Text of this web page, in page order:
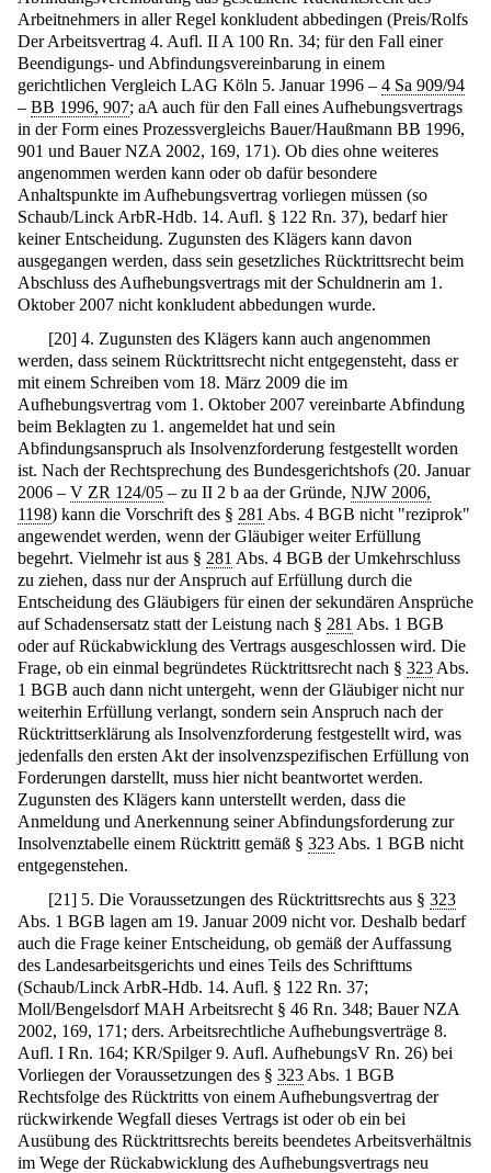
Arbeitnehmers in aller Regel konkludent abbedingen (Preis/Rolfs
Der Arbeitsvertrag 4. Aufl. II A 100 Rn. 34; für den Fall einer
Beendigungs- und Abfindungsvereinbarung in einem
gerichtlichen Vergleich LAG Köln 5. Januar 1996 – 4 Sa 909/94
– BB 1996, 907; aA auch für den Fall eines Aufhebungsvertrags
in der Form eines Prozessvergleichs Bauer/Haußmann BB 1996,
901 und Bauer NZA 2002, 169, 171). Ob dies ohne weiteres
angenommen werden kann oder ob dafür besondere
Anhaltspunkte im Aufhebungsvertrag vorliegen müssen (so
Schaub/Linck ArbR-Hdb. 14. Aufl. § 122 Rn. 37), bedarf hier
keiner Entscheidung. Zugunsten des Klägers kann davon
ausgegangen werden, dass sein gesetzliches Rücktrittsrecht beim
Abschluss des Aufhebungsvertrags mit der Schuldnerin am 1.
Oktober 2007 nicht konkludent abbedungen wurde.
[20] 4. Zugunsten des Klägers kann auch angenommen
werden, dass seinem Rücktrittsrecht nicht entgegensteht, dass er
mit einem Schreiben vom 18. März 2009 die im
Aufhebungsvertrag vom 1. Oktober 2007 vereinbarte Abfindung
beim Beklagten zu 1. angemeldet hat und sein
Abfindungsanspruch als Insolvenzforderung festgestellt worden
ist. Nach der Rechtsprechung des Bundesgerichtshofs (20. Januar
2006 – V ZR 124/05 – zu II 2 b aa der Gründe, NJW 2006,
1198) kann die Vorschrift des § 281 Abs. 4 BGB nicht "reziprok"
angewendet werden, wenn der Gläubiger weiter Erfüllung
begehrt. Vielmehr ist aus § 281 Abs. 4 BGB der Umkehrschluss
zu ziehen, dass nur der Anspruch auf Erfüllung durch die
Entscheidung des Gläubigers für einen der sekundären Ansprüche
auf Schadensersatz statt der Leistung nach § 281 Abs. 1 BGB
oder auf Rückabwicklung des Vertrags ausgeschlossen wird. Die
Frage, ob ein einmal begründetes Rücktrittsrecht nach § 323 Abs.
1 BGB auch dann nicht untergeht, wenn der Gläubiger nicht nur
weiterhin Erfüllung verlangt, sondern sein Anspruch nach der
Rücktrittserklärung als Insolvenzforderung festgestellt wird, was
jedenfalls den ersten Akt der insolvenzspezifischen Erfüllung von
Forderungen darstellt, muss hier nicht beantwortet werden.
Zugunsten des Klägers kann unterstellt werden, dass die
Anmeldung und Anerkennung seiner Abfindungsforderung zur
Insolvenztabelle einem Rücktritt gemäß § 323 Abs. 1 BGB nicht
entgegenstehen.
[21] 5. Die Voraussetzungen des Rücktrittsrechts aus §323
Abs. 1 BGB lagen am 19. Januar 2009 nicht vor. Deshalb bedarf
auch die Frage keiner Entscheidung, ob gemäß der Auffassung
des Landesarbeitsgerichts und eines Teils des Schrifttums
(Schaub/Linck ArbR-Hdb. 14. Aufl. § 122 Rn. 37;
Moll/Bengelsdorf MAH Arbeitsrecht § 46 Rn. 348; Bauer NZA
2002, 169, 171; ders. Arbeitsrechtliche Aufhebungsverträge 8.
Aufl. I Rn. 164; KR/Spilger 9. Aufl. AufhebungsV Rn. 26) bei
Vorliegen der Voraussetzungen des § 323 Abs. 1 BGB
Rechtsfolge des Rücktritts von einem Aufhebungsvertrag der
rückwirkende Wegfall dieses Vertrags ist oder ob ein bei
Ausübung des Rücktrittsrechts bereits beendetes Arbeitsverhältnis
im Wege der Rückabwicklung des Aufhebungsvertrags neu